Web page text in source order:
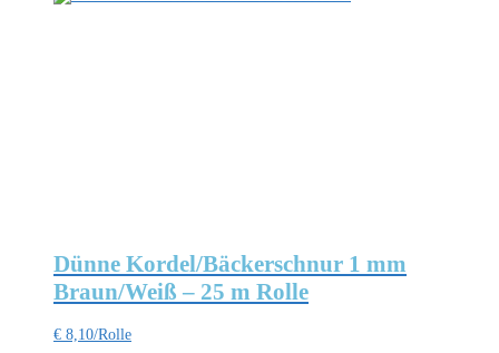
Dünne Kordel/Bäckerschnur 1 mm
Braun/Weiß – 25 m Rolle
€ 8,10/Rolle